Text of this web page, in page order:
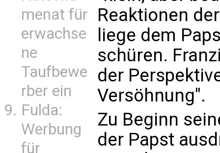
menat für
erwachse
ne
Taufbewe
rber ein
Fulda:
Werbung
für
Reaktionen
liege dem
schüren.
der
Versöhnung".
Zu Beginn
der Papst